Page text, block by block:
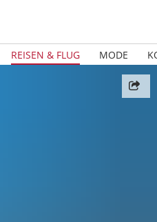
REISEN & FLUG MODE